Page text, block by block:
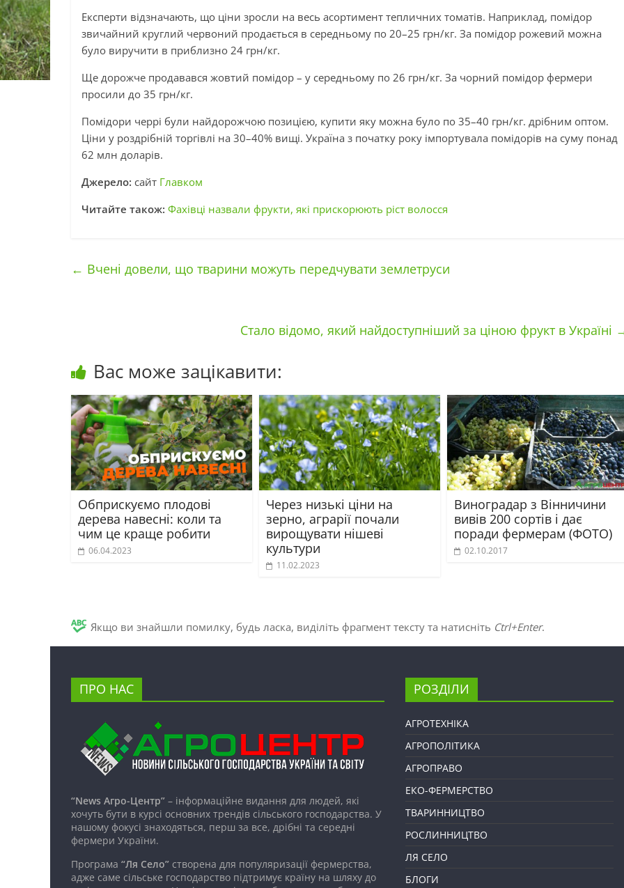
Експерти відзначають, що ціни зросли на весь асортимент тепличних томатів. Наприклад, помідор
звичайний круглий червоний продається в середньому по 20–25 грн/кг. За помідор рожевий можна
було виручити в приблизно 24 грн/кг.
Ще дорожче продавався жовтий помідор – у середньому по 26 грн/кг. За чорний помідор фермери
просили до 35 грн/кг.
Помідори черрі були найдорожчою позицією, купити яку можна було по 35–40 грн/кг. дрібним оптом.
Ціни у роздрібній торгівлі на 30–40% вищі. Україна з початку року імпортувала помідорів на суму понад
62 млн доларів.
Джерело: сайт Главком
Читайте також: Фахівці назвали фрукти, які прискорюють ріст волосся
← Вчені довели, що тварини можуть передчувати землетруси
Стало відомо, який найдоступніший за ціною фрукт в Україні
Вас може зацікавити:
Обприскуємо плодові
дерева навесні: коли та
чим це краще робити
06.04.2023
Через низькі ціни на
зерно, аграрії почали
вирощувати нішеві
культури
11.02.2023
Виноградар з Вінничини
вивів 200 сортів і дає
поради фермерам (ФОТО)
02.10.2017
Якщо ви знайшли помилку, будь ласка, виділіть фрагмент тексту та натисніть Ctrl+Enter.
ПРО НАС
“News Агро-Центр” – інформаційне видання для людей, які
хочуть бути в курсі основних трендів сільського господарства. У
нашому фокусі знаходяться, перш за все, дрібні та середні
фермери України.
Програма “Ля Село” створена для популяризації фермерства,
адже саме сільське господарство підтримує країну на шляху до
РОЗДІЛИ
АГРОТЕХНІКА
АГРОПОЛІТИКА
АГРОПРАВО
ЕКО-ФЕРМЕРСТВО
ТВАРИННИЦТВО
РОСЛИННИЦТВО
ЛЯ СЕЛО
БЛОГИ